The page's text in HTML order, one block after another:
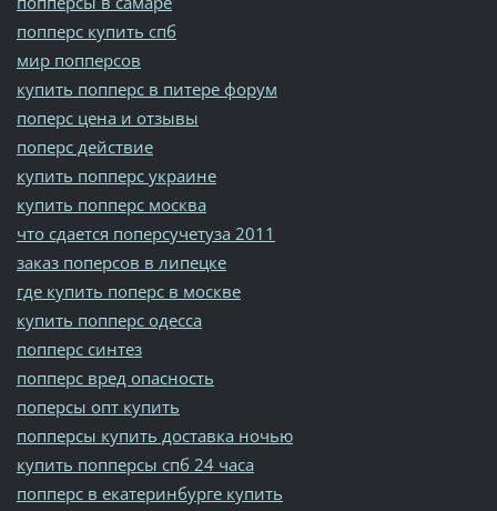
попперс купить спб
мир попперсов
купить попперс в питере форум
поперс цена и отзывы
поперс действие
купить попперс украине
купить попперс москва
что сдается поперсучетуза 2011
заказ поперсов в липецке
где купить поперс в москве
купить попперс одесса
попперс синтез
попперс вред опасность
поперсы опт купить
попперсы купить доставка ночью
купить попперсы спб 24 часа
попперс в екатеринбурге купить